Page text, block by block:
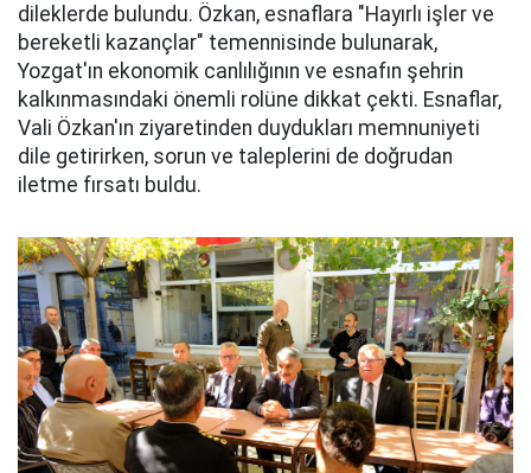
dileklerde bulundu. Özkan, esnaflara "Hayırlı işler ve
bereketli kazançlar" temennisinde bulunarak,
Yozgat'ın ekonomik canlılığının ve esnafın şehrin
kalkınmasındaki önemli rolüne dikkat çekti. Esnaflar,
Vali Özkan'ın ziyaretinden duydukları memnuniyeti
dile getirirken, sorun ve taleplerini de doğrudan
iletme fırsatı buldu.